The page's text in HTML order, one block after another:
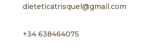
dieteticatrisquel@gmail.com
+34 638464075